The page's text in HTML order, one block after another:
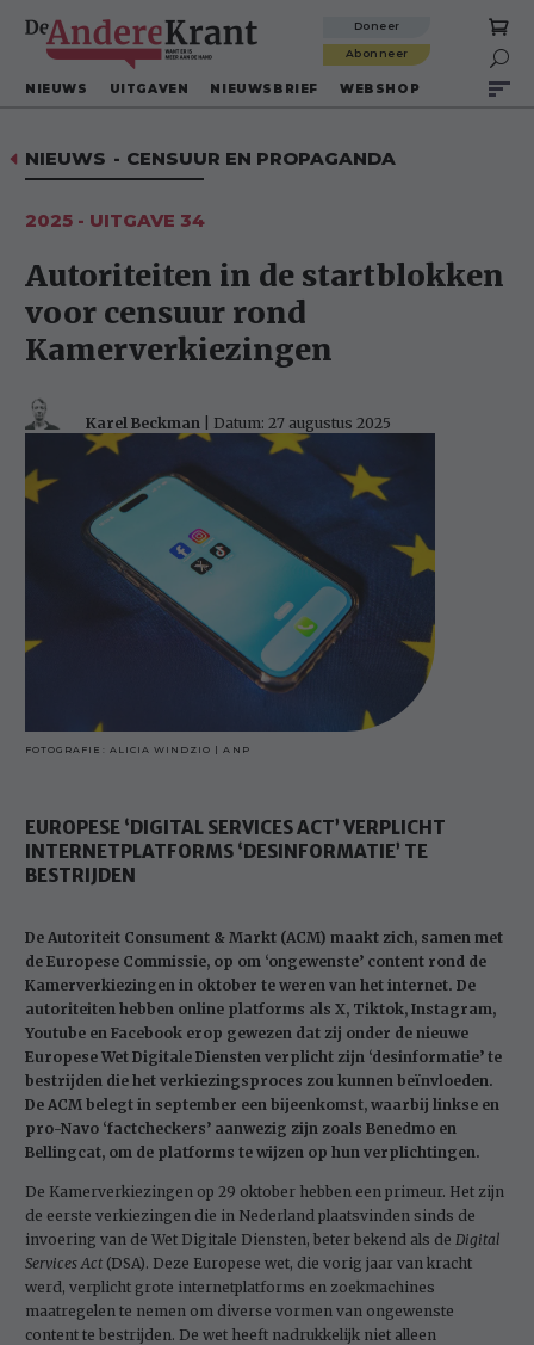
Doneer
Abonneer 
NIEUWS UITGAVEN NIEUWSBRIEF WEBSHOP
D NIEUWS - CENSUUR EN PROPAGANDA
2025 - UITGAVE 34
Autoriteiten in de startblokken
voor censuur rond
Kamerverkiezingen
Karel Beckman | Datum: 27 augustus 2025
FOTOGRAFIE: ALICIA WINDZIO | ANP
EUROPESE ‘DIGITAL SERVICES ACT’ VERPLICHT
INTERNETPLATFORMS ‘DESINFORMATIE’ TE
BESTRIJDEN
De Autoriteit Consument & Markt (ACM) maakt zich, samen met
de Europese Commissie, op om ‘ongewenste’ content rond de
Kamerverkiezingen in oktober te weren van het internet. De
autoriteiten hebben online platforms als X, Tiktok, Instagram,
Youtube en Facebook erop gewezen dat zij onder de nieuwe
Europese Wet Digitale Diensten verplicht zijn ‘desinformatie’ te
bestrijden die het verkiezingsproces zou kunnen beïnvloeden.
De ACM belegt in september een bijeenkomst, waarbij linkse en
pro-Navo ‘factcheckers’ aanwezig zijn zoals Benedmo en
Bellingcat, om de platforms te wijzen op hun verplichtingen.
De Kamerverkiezingen op 29 oktober hebben een primeur. Het zijn
de eerste verkiezingen die in Nederland plaatsvinden sinds de
invoering van de Wet Digitale Diensten, beter bekend als de Digital
Services Act (DSA). Deze Europese wet, die vorig jaar van kracht
werd, verplicht grote internetplatforms en zoekmachines
maatregelen te nemen om diverse vormen van ongewenste
content te bestrijden. De wet heeft nadrukkelijk niet alleen